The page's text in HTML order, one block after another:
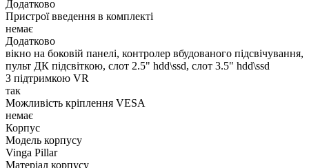
Додатково
Пристрої введення в комплекті
немає
Додатково
вікно на боковій панелі, контролер вбудованого підсвічування,
пульт ДК підсвіткою, слот 2.5" hdd\ssd, слот 3.5" hdd\ssd
З підтримкою VR
так
Можливість кріплення VESA
немає
Корпус
Модель корпусу
Vinga Pillar
Матеріал корпусу